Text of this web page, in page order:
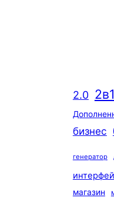
2.0 2в1
бизнес
генератор
магазин